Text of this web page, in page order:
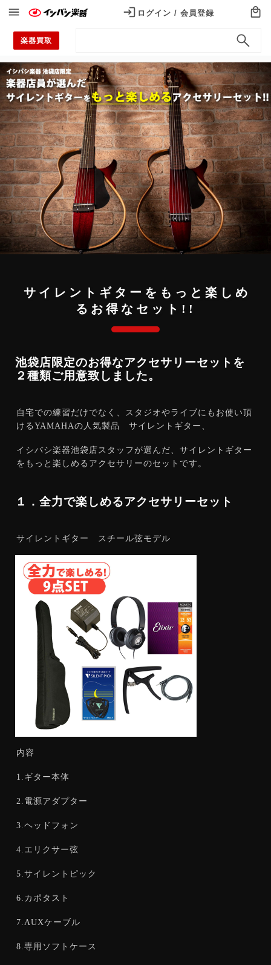
ログイン / 会員登録
楽器買取
サイレントギターをもっと楽しめ
るお得なセット!!
池袋店限定のお得なアクセサリーセットを
２種類ご用意致しました。
自宅での練習だけでなく、スタジオやライブにもお使い頂
けるYAMAHAの人気製品 サイレントギター、
イシバシ楽器池袋店スタッフが選んだ、サイレントギター
をもっと楽しめるアクセサリーのセットです。
１．全力で楽しめるアクセサリーセット
サイレントギター スチール弦モデル
内容
1.ギター本体
2.電源アダプター
3.ヘッドフォン
4.エリクサー弦
5.サイレントピック
6.カポタスト
7.AUXケーブル
8.専用ソフトケース
ログイン / 会員登録
カテゴリから探す
エレキギター
アコースティックギター
エレキベース
ウクレレ
ドラム
電子ドラム
アンプ
アクセサリー
管楽器アクセサリー
音楽制作
配信機材
シンセサイザー
DJ機器
その他楽器
中古楽器 U-BOX
店舗から探す
Store Infomation
HARVEST GUITARS
WINDPAL FINEST GUITARS
渋谷店 新宿店
Support